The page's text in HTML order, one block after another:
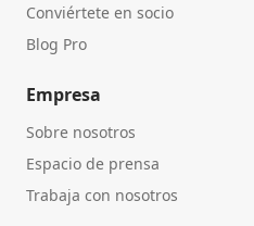
Conviértete en socio
Blog Pro
Empresa
Sobre nosotros
Espacio de prensa
Trabaja con nosotros